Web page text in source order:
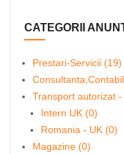
CATEGORII
Prestari-Servicii (19)
Transport autorizat
Intern UK (0)
Romania - UK (0)
Magazine (0)